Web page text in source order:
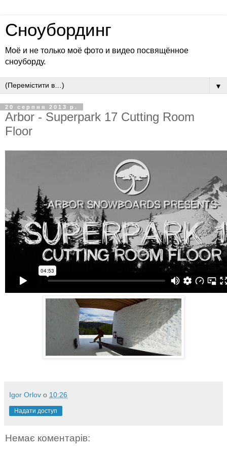
Сноубординг
Моё и не только моё фото и видео посвящённое
сноуборду.
▼
20 серпня 2013 р.
Arbor - Superpark 17 Cutting Room
Floor
Igor Orlov о 10:26
Надати доступ
Немає коментарів: